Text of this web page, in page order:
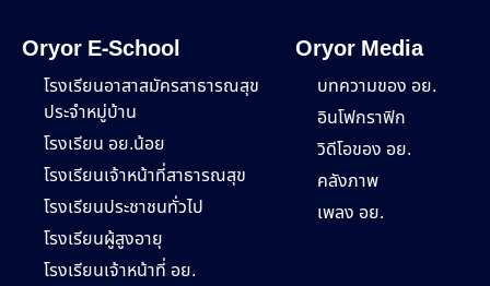
Oryor E-School
โรงเรียนอาสาสมัครสาธารณสุข
ประจำหมู่บ้าน
โรงเรียน อย.น้อย
โรงเรียนเจ้าหน้าที่สาธารณสุข
โรงเรียนประชาชนทั่วไป
โรงเรียนผู้สูงอายุ
โรงเรียนเจ้าหน้าที่ อย.
Oryor Media
บทความของ อย.
อินโฟกราฟิก
วิดีโอของ อย.
คลังภาพ
เพลง อย.